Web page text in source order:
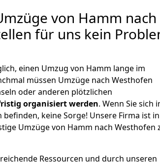
von Hamm nach
für uns kein
einen Umzug von Hamm lange im
müssen Umzüge nach Westhofen
oder anderen plötzlichen
organisiert werden. Wenn Sie sich
keine Sorge! Unsere Firma ist in
Umzüge von Hamm nach Westhofen
Ressourcen und durch unseren